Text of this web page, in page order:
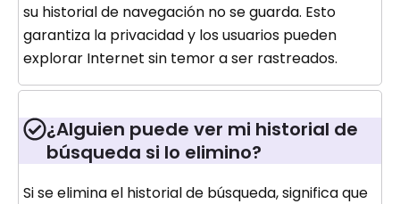
su historial de navegación no se guarda. Esto
garantiza la privacidad y los usuarios pueden
explorar Internet sin temor a ser rastreados.
¿Alguien puede ver mi historial de
búsqueda si lo elimino?
Si se elimina el historial de búsqueda, significa que